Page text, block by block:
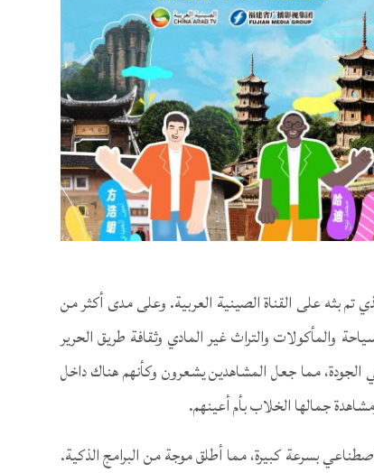
تم بثه على القناة الصينية العربية. وعلى مدى أكثر من
والمأكولات والتراث غير المادي وثقافة طريق الحرير
الجودة، مما جعل المشاهدين يشعرون وكأنهم هناك داخل
جمالها الخلاب بأم أعينهم.
بسرعة كبيرة، مما أطلق موجة من البرامج الذكية.